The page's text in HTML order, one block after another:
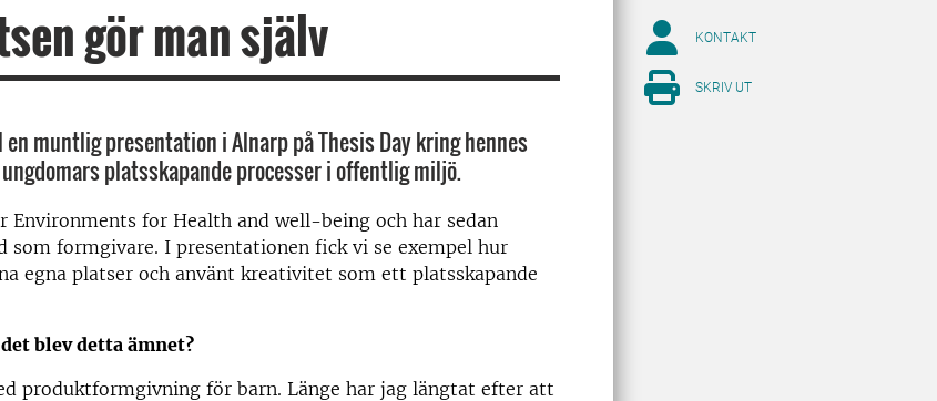
gör man själv
muntlig presentation i Alnarp på Thesis Day kring hennes
platsskapande processer i offentlig miljö.
Environments for Health and well-being och har sedan
som formgivare. I presentationen fick vi se exempel hur
egna platser och använt kreativitet som ett platsskapande
blev detta ämnet?
produktformgivning för barn. Länge har jag längtat efter att
KONTAKT
SKRIV UT